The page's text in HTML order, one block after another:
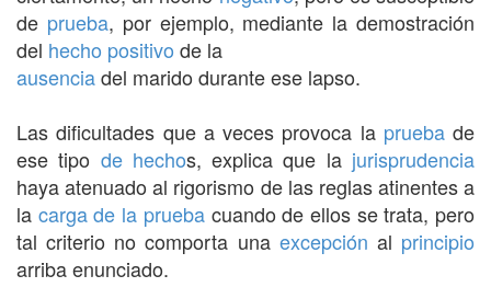
de prueba, por ejemplo, mediante la demostración
del hecho positivo de la
ausenciadel marido durante ese lapso.
Las dificultades que a veces provoca la pruebade
ese tipo de hechos, explica que la jurisprudencia
haya atenuado al rigorismo de las reglas atinentes a
la carga de la pruebacuando de ellos se trata, pero
tal criterio no comporta una excepción al principio
arriba enunciado.